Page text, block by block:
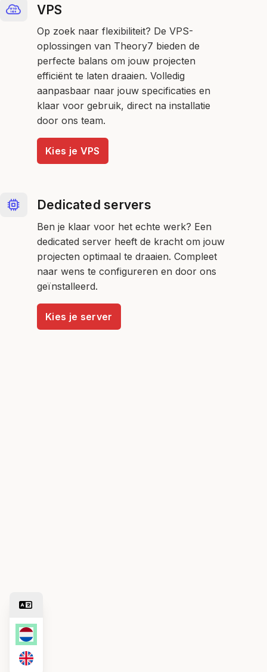
VPS
Op zoek naar flexibiliteit? De VPS-
oplossingen van Theory7 bieden de
perfecte balans om jouw projecten
efficiënt te laten draaien. Volledig
aanpasbaar naar jouw specificaties en
klaar voor gebruik, direct na installatie
door ons team.
Kies je VPS
Dedicated servers
Ben je klaar voor het echte werk? Een
dedicated server heeft de kracht om jouw
projecten optimaal te draaien. Compleet
naar wens te configureren en door ons
geïnstalleerd.
Kies je server